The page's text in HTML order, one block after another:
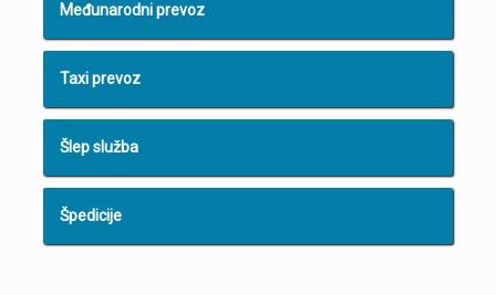
Međunarodni prevoz
Taxi prevoz
Šlep služba
Špedicije